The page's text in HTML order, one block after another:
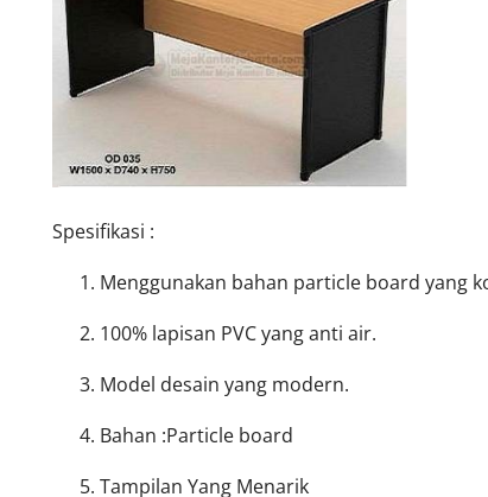
Spesifikasi :
Menggunakan bahan particle board yang
100% lapisan PVC yang anti air.
Model desain yang modern.
Bahan :Particle board
Tampilan Yang Menarik